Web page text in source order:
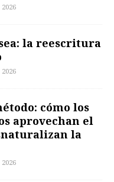
la reescritura
cómo los
aprovechan el
la